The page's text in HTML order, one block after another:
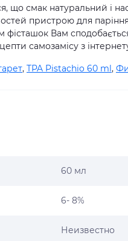
що смак натуральний і
пристрою для паріння.
Вам
самозамісу з
, TPA Pistachio 60 ml,
60 мл
6- 8%
Неизвестно